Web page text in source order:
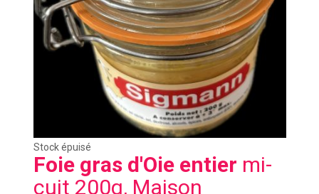
Stock épuisé
Foie gras d'Oie entier mi-
cuit 200g, Maison